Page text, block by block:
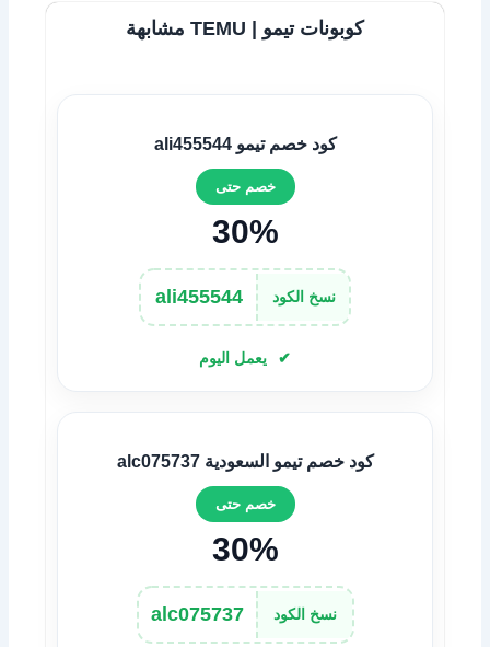
كوبونات تيمو | TEMU مشابهة
كود خصم تيمو ali455544
خصم حتى
30%
نسخ الكود ali455544
يعمل اليوم
كود خصم تيمو السعودية alc075737
خصم حتى
30%
نسخ الكود alc075737